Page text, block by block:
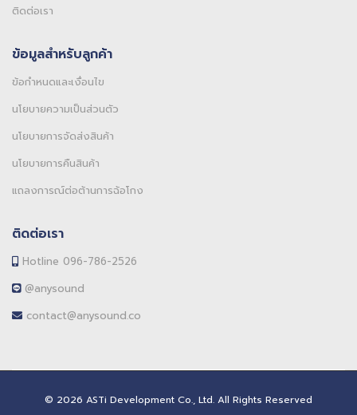
ติดต่อเรา
ข้อมูลสำหรับลูกค้า
ข้อกำหนดและเงื่อนไข
นโยบายความเป็นส่วนตัว
นโยบายการจัดส่งสินค้า
นโยบายการคืนสินค้า
แถลงการณ์ต่อต้านการฉ้อโกง
ติดต่อเรา
Hotline 096-786-2526
@anysound
contact@anysound.co
© 2026 ASTi Development Co., Ltd. All Rights Reserved